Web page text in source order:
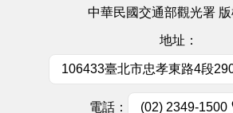
中華民國交通部觀光署
地址：
106433臺北市忠孝東路4段
電話： (02) 2349-1500